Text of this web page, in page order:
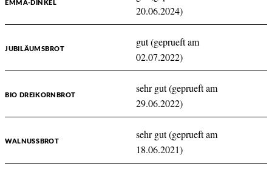
EMMA-DINKEL
20.06.2024)
JUBILÄUMSBROT
gut (geprueft am
02.07.2022)
BIO DREIKORNBROT
sehr gut (geprueft am
29.06.2022)
WALNUSSBROT
sehr gut (geprueft am
18.06.2021)